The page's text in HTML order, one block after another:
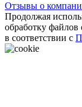
Отзывы о
Продолжая
обработку файлов
в соответствии с